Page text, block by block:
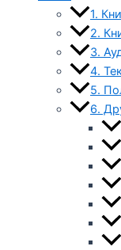
1.
2.
3.
4.
5.
6.